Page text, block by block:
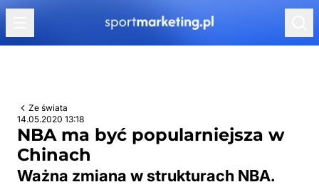
Przejdź do treści
Ze świata
14.05.2020 13:18
NBA ma być popularniejsza w
Chinach
Ważna zmiana w strukturach NBA.